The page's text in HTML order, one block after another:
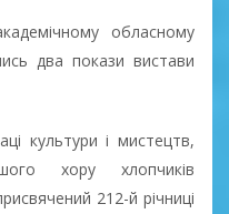
обласному
два покази вистави
культури і мистецтв,
хору хлопчиків
212-й річниці